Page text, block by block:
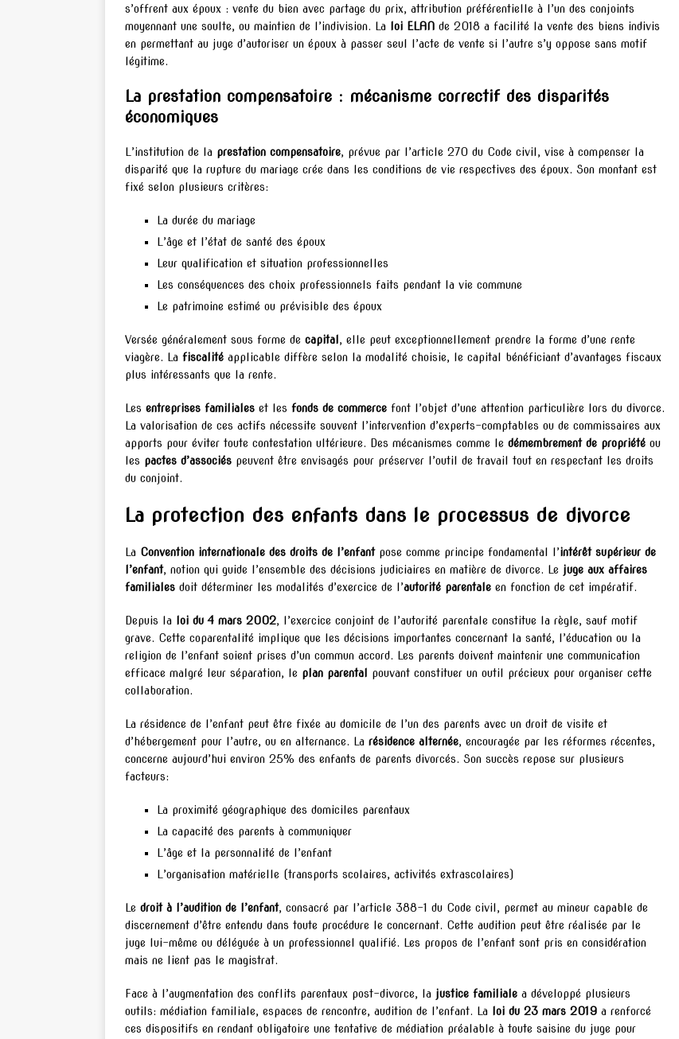
s’offrent aux époux : vente du bien avec partage du prix, attribution préférentielle à l’un des conjoints
moyennant une soulte, ou maintien de l’indivision. La
loi ELAN de 2018 a facilité la vente des biens indivis
en permettant au juge d’autoriser un époux à passer seul l’acte de vente si l’autre s’y oppose sans motif
légitime.
La prestation compensatoire : mécanisme correctif des disparités
économiques
L’institution de la prestation compensatoire, prévue par l’article 270 du Code civil, vise à compenser la
disparité que la rupture du mariage crée dans les conditions de vie respectives des époux. Son montant est
fixé selon plusieurs critères:
La durée du mariage
L’âge et l’état de santé des époux
Leur qualification et situation professionnelles
Les conséquences des choix professionnels faits pendant la vie commune
Le patrimoine estimé ou prévisible des époux
Versée généralement sous forme de capital , elle peut exceptionnellement prendre la forme d’une rente
viagère. La fiscalité applicable diffère selon la modalité choisie, le capital bénéficiant d’avantages fiscaux
plus intéressants que la rente.
Les entreprises familiales et les fonds de commerce font l’objet d’une attention particulière lors du divorce.
La valorisation de ces actifs nécessite souvent l’intervention d’experts-comptables ou de commissaires aux
apports pour éviter toute contestation ultérieure. Des mécanismes comme le démembrement de propriété ou
les pactes d’associés peuvent être envisagés pour préserver l’outil de travail tout en respectant les droits
du conjoint.
La protection des enfants dans le processus de divorce
La Convention internationale des droits de l’enfantpose comme principe fondamental l’intérêt supérieur de
l’enfant, notion qui guide l’ensemble des décisions judiciaires en matière de divorce. Le juge aux affaires
familiales doit déterminer les modalités d’exercice de l’autorité parentale en fonction de cet impératif.
Depuis la loi du 4 mars 2002, l’exercice conjoint de l’autorité parentale constitue la règle, sauf motif
grave. Cette coparentalité implique que les décisions importantes concernant la santé, l’éducation ou la
religion de l’enfant soient prises d’un commun accord. Les parents doivent maintenir une communication
efficace malgré leur séparation, le plan parental
pouvant constituer un outil précieux pour organiser cette
collaboration.
La résidence de l’enfant peut être fixée au domicile de l’un des parents avec un droit de visite et
d’hébergement pour l’autre, ou en alternance. La résidence alternée, encouragée par les réformes récentes,
concerne aujourd’hui environ 25% des enfants de parents divorcés. Son succès repose sur plusieurs
facteurs:
La proximité géographique des domiciles parentaux
La capacité des parents à communiquer
L’âge et la personnalité de l’enfant
L’organisation matérielle (transports scolaires, activités extrascolaires)
Le droit à l’audition de l’enfant, consacré par l’article 388-1 du Code civil, permet au mineur capable de
discernement d’être entendu dans toute procédure le concernant. Cette audition peut être réalisée par le
juge lui-même ou déléguée à un professionnel qualifié. Les propos de l’enfant sont pris en considération
mais ne lient pas le magistrat.
Face à l’augmentation des conflits parentaux post-divorce, la justice familiale a développé plusieurs
outils: médiation familiale, espaces de rencontre, audition de l’enfant. La
loi du 23 mars 2019 a renforcé
ces dispositifs en rendant obligatoire une tentative de médiation préalable à toute saisine du juge pour